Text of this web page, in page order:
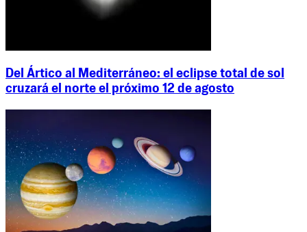
Del Ártico al Mediterráneo: el eclipse total de sol
cruzará el norte el próximo 12 de agosto